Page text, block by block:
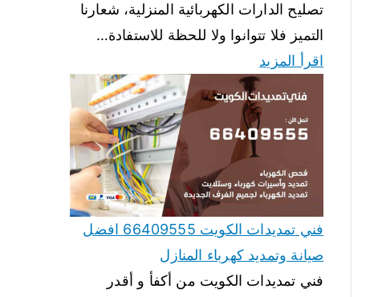
تصليح الدارات الكهربائية المنزلية، شعارنا
التميز فلا تتوانوا ولا للحظة للاستفادة…
اقرأ المزيد
فني تمديدات الكويت 66409555 افضل
صيانة وتمديد كهرباء المنازل
فني تمديدات الكويت من أكفأ و أقدر